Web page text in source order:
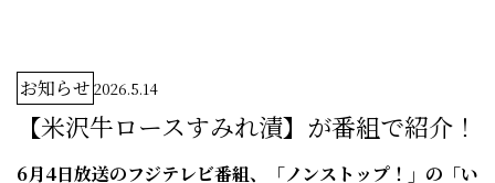
お知らせ 2026.5.14
【米沢牛ロースすみれ漬】が番組で紹介！
6月4日放送のフジテレビ番組、「ノンストップ！」の「い